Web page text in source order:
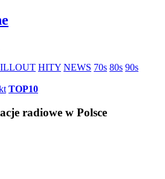
HITY NEWS 70s 80s 90s
TOP10
radiowe w Polsce